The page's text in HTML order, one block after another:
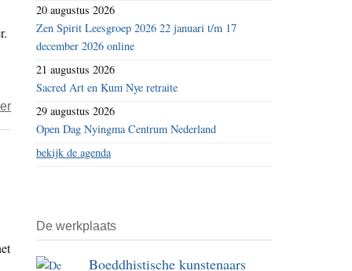
vernietigen’
België
wijsheid
zijn?
reactie
over
Voorzitter
BUB
uitsluiting
20 augustus 2026
Zen Spirit Leesgroep 2026 22 januari t/m 17
december 2026 online
21 augustus 2026
Sacred Art en Kum Nye retraite
29 augustus 2026
Open Dag Nyingma Centrum Nederland
bekijk de agenda
De werkplaats
Boeddhistische kunstenaars